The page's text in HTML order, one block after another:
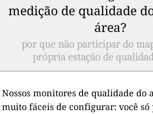
medição de qualidade
área?
por que não participar do
própria estação de
Nossos monitores de qualidade do
muito fáceis de configurar: você só